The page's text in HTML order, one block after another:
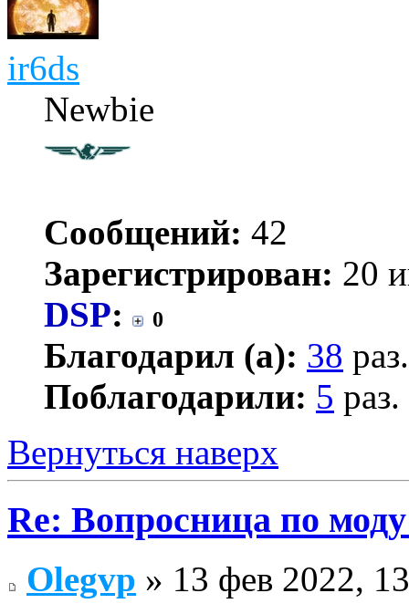
ir6ds
Newbie
Сообщений: 42
Зарегистрирован: 20
DSP: 0
Благодарил (а): 38 раз.
Поблагодарили: 5 раз.
Вернуться наверх
Re: Вопросница по
Olegvp » 13 фев 2022,